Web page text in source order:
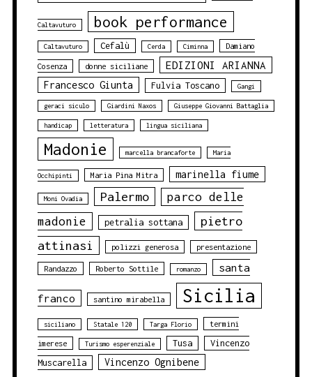
Caltavuturo book performance
Caltavuturo Cefalù Cerda Ciminna Damiano
Cosenza donne siciliane EDIZIONI ARIANNA
Francesco Giunta Fulvia Toscano Gangi
geraci siculo Giardini Naxos Giuseppe Giovanni Battaglia
handicap letteratura lingua siciliana
Madonie marcella brancaforte Maria
Occhipinti Maria Pina Mitra marinella fiume
Moni Ovadia Palermo
parco delle
madonie
petralia sottana
pietro
attinasi
polizzi generosa presentazione
Randazzo Roberto Sottile romanzo santa
franco santino mirabella Sicilia
siciliano Statale 120 Targa Florio termini
imerese Turismo esperenziale Tusa
Vincenzo
Muscarella
Vincenzo Ognibene